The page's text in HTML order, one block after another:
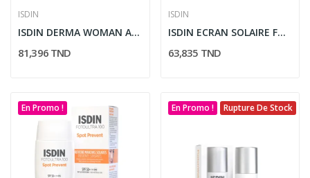
ISDIN
ISDIN DERMA WOMAN ANTI STRETCH MARKS 250ML
81,396 TND
ISDIN
ISDIN ECRAN SOLAIRE FUSION FLUIDE MINERAL...
63,835 TND
En Promo ! En Promo ! Rupture De Stock